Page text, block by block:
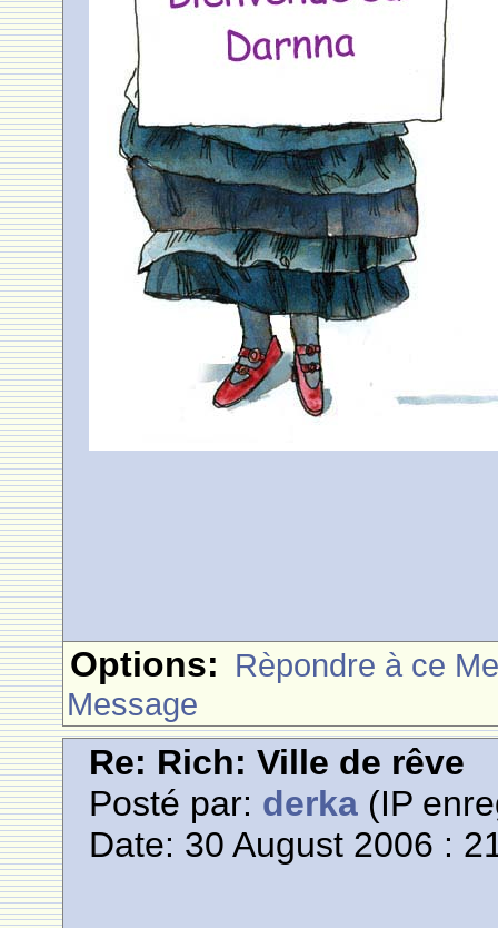
Options: Rèpondre à ce
Message
Re: Rich: Ville de rêve
Posté par: derka (IP
Date: 30 August 2006 :